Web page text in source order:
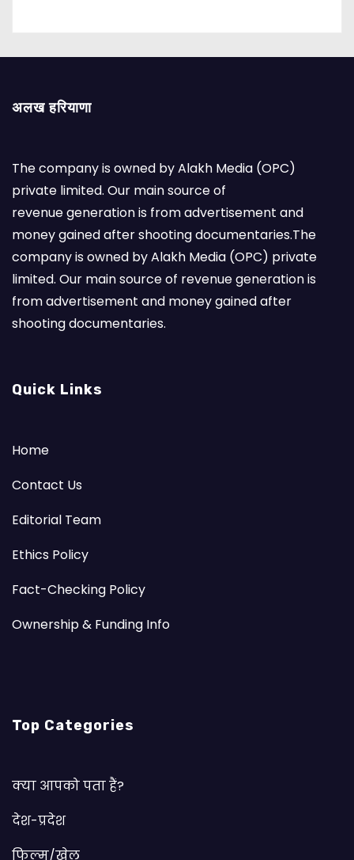
अलख हरियाणा
The company is owned by Alakh Media (OPC)
private limited. Our main source of
revenue generation is from advertisement and
money gained after shooting documentaries.The
company is owned by Alakh Media (OPC) private
limited. Our main source of revenue generation is
from advertisement and money gained after
shooting documentaries.
Quick Links
Home
Contact Us
Editorial Team
Ethics Policy
Fact-Checking Policy
Ownership & Funding Info
Top Categories
क्या आपको पता हैं?
देश-प्रदेश
फिल्म/खेल